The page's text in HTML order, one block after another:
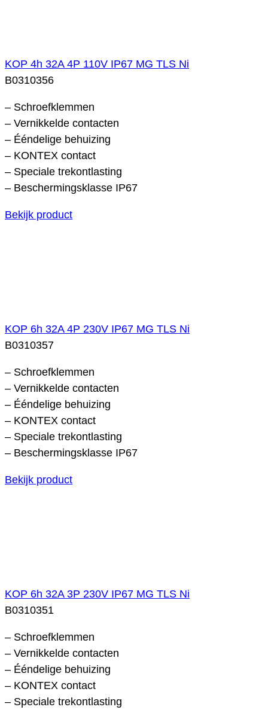
KOP 4h 32A 4P 110V IP67 MG TLS Ni
B0310356
– Schroefklemmen
– Vernikkelde contacten
– Ééndelige behuizing
– KONTEX contact
– Speciale trekontlasting
– Beschermingsklasse IP67
Bekijk product
KOP 6h 32A 4P 230V IP67 MG TLS Ni
B0310357
– Schroefklemmen
– Vernikkelde contacten
– Ééndelige behuizing
– KONTEX contact
– Speciale trekontlasting
– Beschermingsklasse IP67
Bekijk product
KOP 6h 32A 3P 230V IP67 MG TLS Ni
B0310351
– Schroefklemmen
– Vernikkelde contacten
– Ééndelige behuizing
– KONTEX contact
– Speciale trekontlasting